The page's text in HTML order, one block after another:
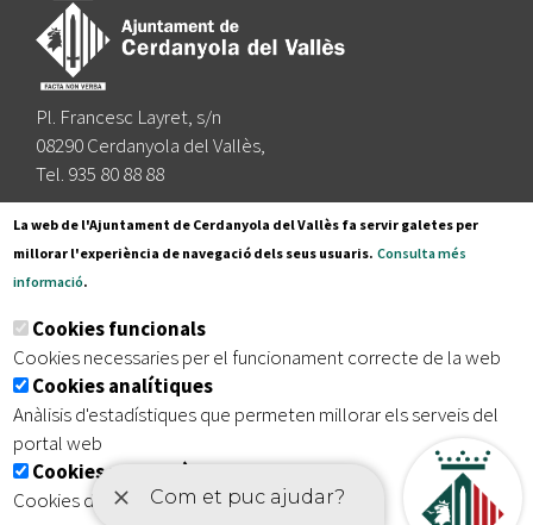
Pl. Francesc Layret, s/n
08290 Cerdanyola del Vallès,
Tel. 935 80 88 88
Segueix-nos a:
Subscriu-te al nostre butlletí
Inici | Avís legal | Protecció de dades
| Accessibilitat
La web de l'Ajuntament de Cerdanyola del Vallès fa servir galetes per
millorar l'experiència de navegació dels seus usuaris. Consulta més
informació.
Cookies funcionals
Cookies necessaries per el funcionament correcte de la web
Cookies analítiques
Anàlisis d'estadístiques que permeten millorar els serveis del
portal web
Cookies publicitàries
Cookies de tercers amb finalitat publicitària